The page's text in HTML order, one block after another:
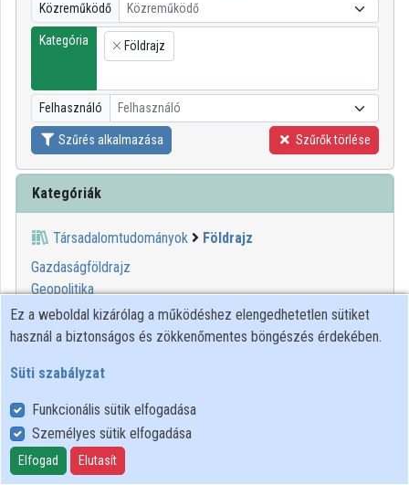
Intézményi felfedezés
Intézményi listák
Intézmények
Közreműködők
Közreműködő Közreműködő
Kategória
×
Földrajz
Felhasználó Felhasználó
Szűrés alkalmazása Szűrők törlése
Kategóriák
Társadalomtudományok
Földrajz
Gazdaságföldrajz
Geopolitika
Humán földrajz
Regionális földrajz
Térképészet
00:59:56
Ez a weboldal kizárólag a működéshez elengedhetetlen sütiket
használ a biztonságos és zökkenőmentes böngészés érdekében.
Süti szabályzat
Funkcionális sütik elfogadása
Személyes sütik elfogadása
Elfogad Elutasít